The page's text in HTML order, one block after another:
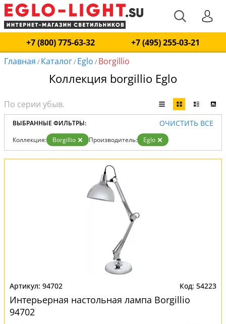
+7 (800) 775-63-32
+7 (495) 255-03-21
Главная / Каталог/ Eglo / Borgillio
Коллекция borgillio Eglo
ВЫБРАННЫЕ ФИЛЬТРЫ: ОЧИСТИТЬ ВСЕ
Коллекция: Borgillio Производитель: Eglo
94702 54223
Интерьерная настольная лампа Borgillio
94702